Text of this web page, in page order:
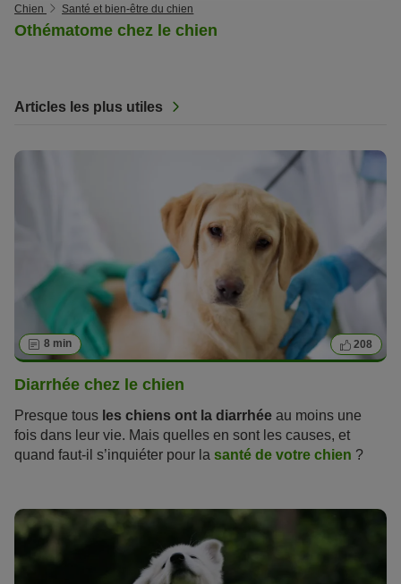
Chien Santé et bien-être du chien
Othématome chez le chien
Articles les plus utiles
8 min 208
Diarrhée chez le chien
Presque tous les chiens ont la diarrhée au moins une
fois dans leur vie. Mais quelles en sont les causes, et
quand faut-il s’inquiéter pour la santé de votre chien ?